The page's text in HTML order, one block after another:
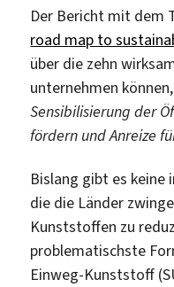
Der Bericht mit dem
road map to
über die zehn
unternehmen
Sensibilisierung der
fördern und Anreize
Bislang gibt es keine
die die Länder
Kunststoffen zu
problematischste
Einweg-Kunststoff